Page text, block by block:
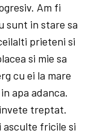
Am fi
sunt in stare sa
prieteni si
si mie sa
cu ei la mare
apa adanca.
invete treptat.
asculte fricile si